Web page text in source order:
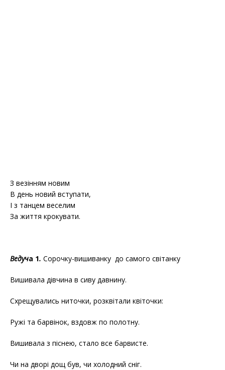
З везінням новим
В день новий вступати,
І з танцем веселим
За життя крокувати.
Ведуча 1. Сорочку-вишиванку до самого світанку
Вишивала дівчина в сиву давнину.
Схрещувались ниточки, розквітали квіточки:
Ружі та барвінок, вздовж по полотну.
Вишивала з піснею, стало все барвисте.
Чи на дворі дощ був, чи холодний сніг.